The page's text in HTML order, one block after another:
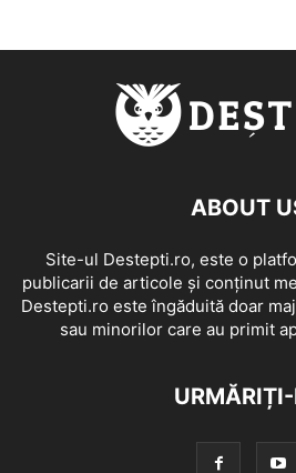
ABOUT
Site-ul Destepti.ro, este o
publicarii de articole și conținut
Destepti.ro este îngăduită doar
sau minorilor care au primit